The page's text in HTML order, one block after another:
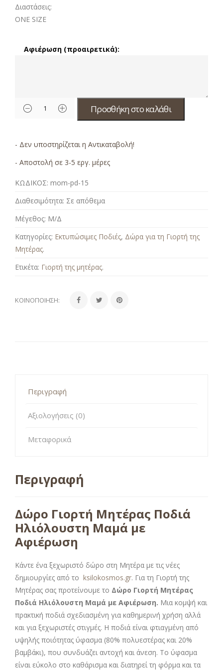
Διαστάσεις:
ONE SIZE
Αφιέρωση (προαιρετικά):
Προσθήκη στο καλάθι
- Δεν υποστηρίζεται η Αντικαταβολή!
- Αποστολή σε 3-5 εργ. μέρες
ΚΩΔΙΚΟΣ: mom-pd-15
Διαθεσιμότητα: Σε απόθεμα
Μέγεθος: Μ/Δ
Κατηγορίες: Εκτυπώσιμες Ποδιές, Δώρα για τη Γιορτή της
Μητέρας.
Ετικέτα: Γιορτή της μητέρας.
ΚΟΙΝΟΠΟΊΗΣΗ:
Περιγραφή
Αξιολογήσεις (0)
Μεταφορικά
Περιγραφή
Δώρο Γιορτή Μητέρας Ποδιά
Ηλιόλουστη Μαμά με
Αφιέρωση
Κάντε ένα ξεχωριστό δώρο στη Μητέρα με τις νέες
δημιουργίες από το ksilokosmos.gr. Για τη Γιορτή της
Μητέρας σας προτείνουμε το Δώρο Γιορτή Μητέρας
Ποδιά Ηλιόλουστη Μαμά με Αφιέρωση. Μια κομψή και
πρακτική ποδιά σχεδιασμένη για καθημερινή χρήση αλλά
και για ξεχωριστές στιγμές. Η ποδιά είναι φτιαγμένη από
υψηλής ποιότητας ύφασμα (80% πολυεστέρας και 20%
βαμβάκι), που συνδυάζει αντοχή και άνεση. Το ύφασμα
είναι εύκολο στο καθάρισμα και διατηρεί τη φόρμα και τα